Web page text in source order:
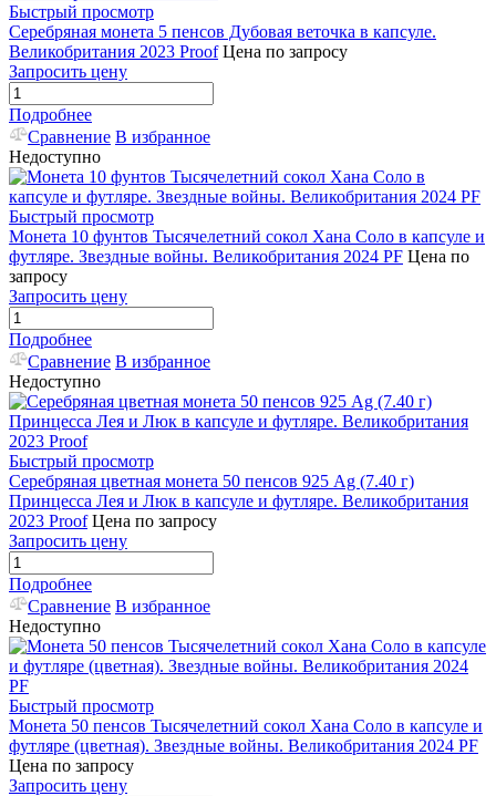
Быстрый просмотр
Серебряная монета 5 пенсов Дубовая веточка в капсуле.
Великобритания 2023 Proof Цена по запросу
Запросить цену
Подробнее
Сравнение В избранное
Недоступно
Быстрый просмотр
Монета 10 фунтов Тысячелетний сокол Хана Соло в капсуле и
футляре. Звездные войны. Великобритания 2024 PF Цена по
запросу
Запросить цену
Подробнее
Сравнение В избранное
Недоступно
Быстрый просмотр
Серебряная цветная монета 50 пенсов 925 Ag (7.40 г)
Принцесса Лея и Люк в капсуле и футляре. Великобритания
2023 Proof Цена по запросу
Запросить цену
Подробнее
Сравнение В избранное
Недоступно
Быстрый просмотр
Монета 50 пенсов Тысячелетний сокол Хана Соло в капсуле и
футляре (цветная). Звездные войны. Великобритания 2024 PF
Цена по запросу
Запросить цену